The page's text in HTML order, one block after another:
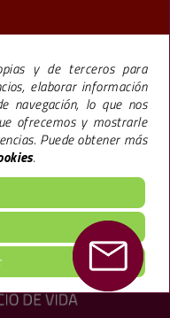
09 97
238 50 77
de pisos en Madrid y
una filosofía empresarial que le
m2 de oficinas, hoteles y
siguiendo un sistema degestión
de cookies·
y de terceros para
elaborar información
navegación, lo que nos
ofrecemos y mostrarle
Puede obtener más
.